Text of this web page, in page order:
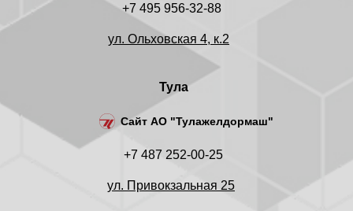
ул. Привокзальная 25
ул. Ольховская 4, к.2
Тула
Сайт АО "Тулажелдормаш"
+7 487 252-00-25
+7 495 956-32-88